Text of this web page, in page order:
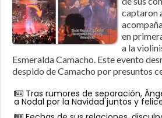
captaron
en
a la
Esmeralda Camacho. Este evento
despido de Camacho por presuntos
Tras rumores de separación,
a Nodal por la Navidad juntos y